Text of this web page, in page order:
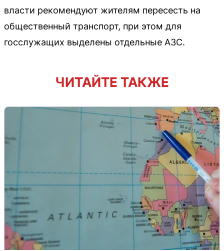
власти рекомендуют жителям пересесть на
общественный транспорт, при этом для
госслужащих выделены отдельные АЗС.
ЧИТАЙТЕ ТАКЖЕ